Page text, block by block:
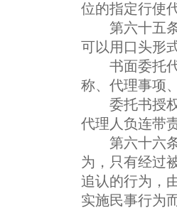
位的指定行使
第六十五条
可以用口头形
书面委托代
称、代理事项
委托书授权
代理人负连带
第六十六条
为，只有经过
追认的行为，
实施民事行为